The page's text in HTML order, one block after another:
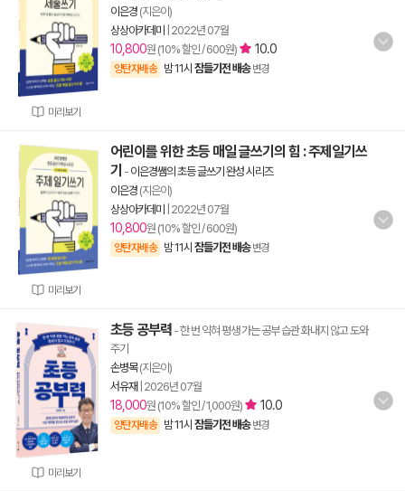
미리보기
이은경 (지은이)
상상아카데미
2022년 07월
10,800원 (10% 할인 / 600원) 10.0
양탄자배송 밤 11시 잠들기전 배송 변경
미리보기
어린이를 위한 초등 매일 글쓰기의 힘 : 주제일기쓰
기 - 이은경쌤의 초등 글쓰기 완성 시리즈
이은경 (지은이)
상상아카데미
2022년 07월
10,800원 (10% 할인 / 600원)
양탄자배송 밤 11시 잠들기전 배송 변경
미리보기
초등 공부력 - 한 번 익혀 평생 가는 공부 습관 화내지 않고 도와
주기
손병목(지은이)
서유재 2026년 07월
18,000원 (10% 할인 / 1,000원) 10.0
양탄자배송 밤 11시 잠들기전 배송 변경